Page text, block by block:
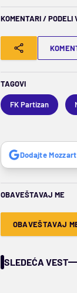
KOMENTARI / PODELI
TAGOVI
FK Partizan
Dodajte
OBAVEŠTAVAJ ME
OBAVEŠTAVAJ
SLEDEĆA VEST